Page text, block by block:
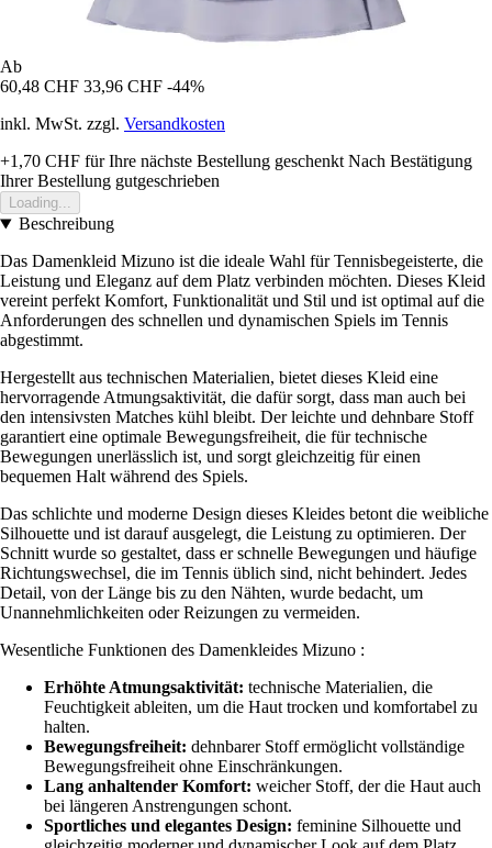
Ab
60,48 CHF 33,96 CHF -44%
inkl. MwSt. zzgl. Versandkosten
+1,70 CHF für Ihre nächste Bestellung geschenkt Nach Bestätigung
Ihrer Bestellung gutgeschrieben
Loading...
Beschreibung
Das Damenkleid Mizuno ist die ideale Wahl für Tennisbegeisterte, die
Leistung und Eleganz auf dem Platz verbinden möchten. Dieses Kleid
vereint perfekt Komfort, Funktionalität und Stil und ist optimal auf die
Anforderungen des schnellen und dynamischen Spiels im Tennis
abgestimmt.
Hergestellt aus technischen Materialien, bietet dieses Kleid eine
hervorragende Atmungsaktivität, die dafür sorgt, dass man auch bei
den intensivsten Matches kühl bleibt. Der leichte und dehnbare Stoff
garantiert eine optimale Bewegungsfreiheit, die für technische
Bewegungen unerlässlich ist, und sorgt gleichzeitig für einen
bequemen Halt während des Spiels.
Das schlichte und moderne Design dieses Kleides betont die weibliche
Silhouette und ist darauf ausgelegt, die Leistung zu optimieren. Der
Schnitt wurde so gestaltet, dass er schnelle Bewegungen und häufige
Richtungswechsel, die im Tennis üblich sind, nicht behindert. Jedes
Detail, von der Länge bis zu den Nähten, wurde bedacht, um
Unannehmlichkeiten oder Reizungen zu vermeiden.
Wesentliche Funktionen des Damenkleides Mizuno :
Erhöhte Atmungsaktivität: technische Materialien, die
Feuchtigkeit ableiten, um die Haut trocken und komfortabel zu
halten.
Bewegungsfreiheit: dehnbarer Stoff ermöglicht vollständige
Bewegungsfreiheit ohne Einschränkungen.
Lang anhaltender Komfort: weicher Stoff, der die Haut auch
bei längeren Anstrengungen schont.
Sportliches und elegantes Design: feminine Silhouette und